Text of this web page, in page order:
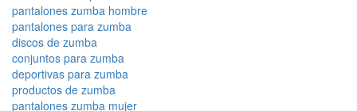
pantalones zumba hombre
pantalones para zumba
discos de zumba
conjuntos para zumba
deportivas para zumba
productos de zumba
pantalones zumba mujer